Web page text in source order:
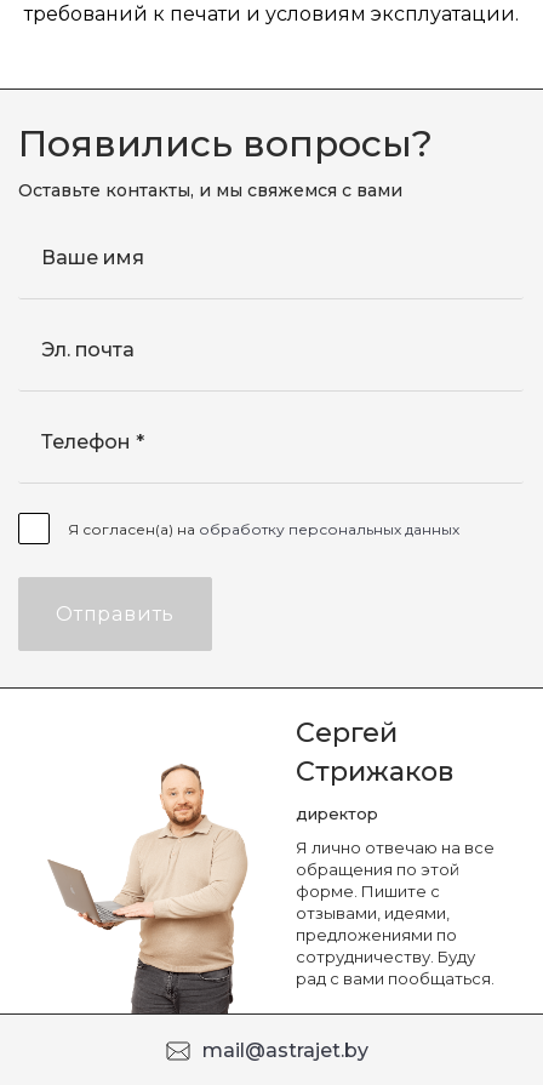
требований к печати и условиям эксплуатации.
Появились вопросы?
Оставьте контакты, и мы свяжемся с вами
Ваше имя
Эл. почта
Телефон
Я согласен(а) на обработку персональных данных
Отправить
Сергей
Стрижаков
директор
Я лично отвечаю на все
обращения по этой
форме. Пишите с
отзывами, идеями,
предложениями по
сотрудничеству. Буду
рад с вами пообщаться.
mail@astrajet.by